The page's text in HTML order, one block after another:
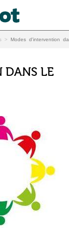
> Modes d'intervention
DANS LE